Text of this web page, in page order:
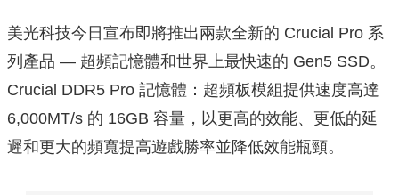
美光科技今日宣布即將推出兩款全新的 Crucial Pro 系
列產品 — 超頻記憶體和世界上最快速的 Gen5 SSD。
Crucial DDR5 Pro 記憶體：超頻板模組提供速度高達
6,000MT/s 的 16GB 容量，以更高的效能、更低的延
遲和更大的頻寬提高遊戲勝率並降低效能瓶頸。